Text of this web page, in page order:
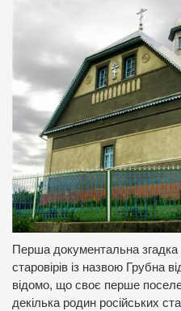
Перша документальна згадка
старовірів із назвою Грубна
відомо, що своє перше
декілька родин російських